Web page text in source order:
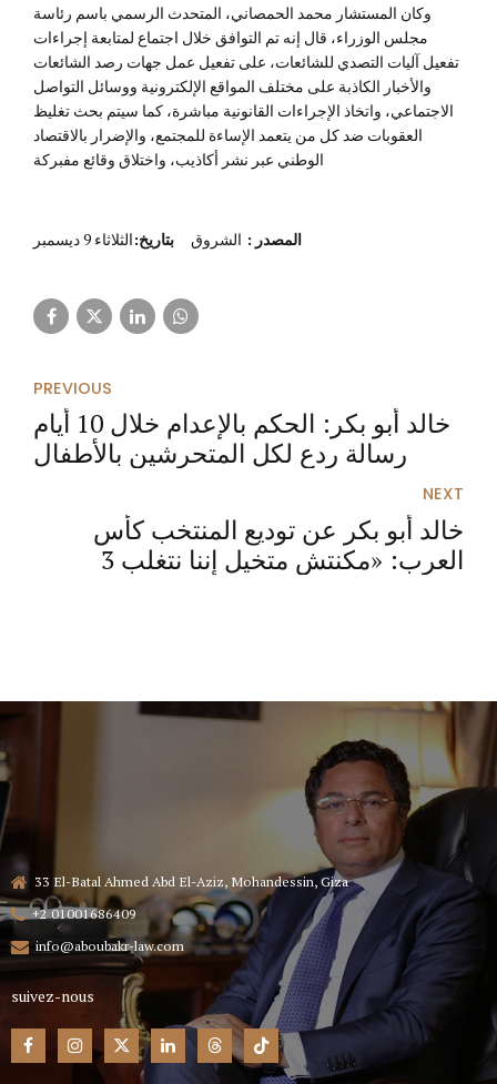
وكان المستشار محمد الحمصاني، المتحدث الرسمي باسم رئاسة
مجلس الوزراء، قال إنه تم التوافق خلال اجتماع لمتابعة إجراءات
تفعيل آليات التصدي للشائعات، على تفعيل عمل جهات رصد الشائعات
والأخبار الكاذبة على مختلف المواقع الإلكترونية ووسائل التواصل
الاجتماعي، واتخاذ الإجراءات القانونية مباشرة، كما سيتم بحث تغليظ
العقوبات ضد كل من يتعمد الإساءة للمجتمع، والإضرار بالاقتصاد
الوطني عبر نشر أكاذيب، واختلاق وقائع مفبركة
المصدر : الشروق بتاريخ:الثلاثاء 9 ديسمبر
PREVIOUS
خالد أبو بكر: الحكم بالإعدام خلال 10 أيام
رسالة ردع لكل المتحرشين بالأطفال
NEXT
خالد أبو بكر عن توديع المنتخب كأس
العرب: «مكنتش متخيل إننا نتغلب 3
33 El-Batal Ahmed Abd El-Aziz, Mohandessin, Giza
+2 01001686409
info@aboubakr-law.com
suivez-nous